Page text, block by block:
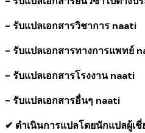
- รับแปลเอกสารวิชาการ naati
- รับแปลเอกสารทางการแพทย์
- รับแปลเอกสารโรงงาน naati
- รับแปลเอกสารอื่นๆ naati
✔ ดำเนินการแปลโดยนักแปลผู้เ